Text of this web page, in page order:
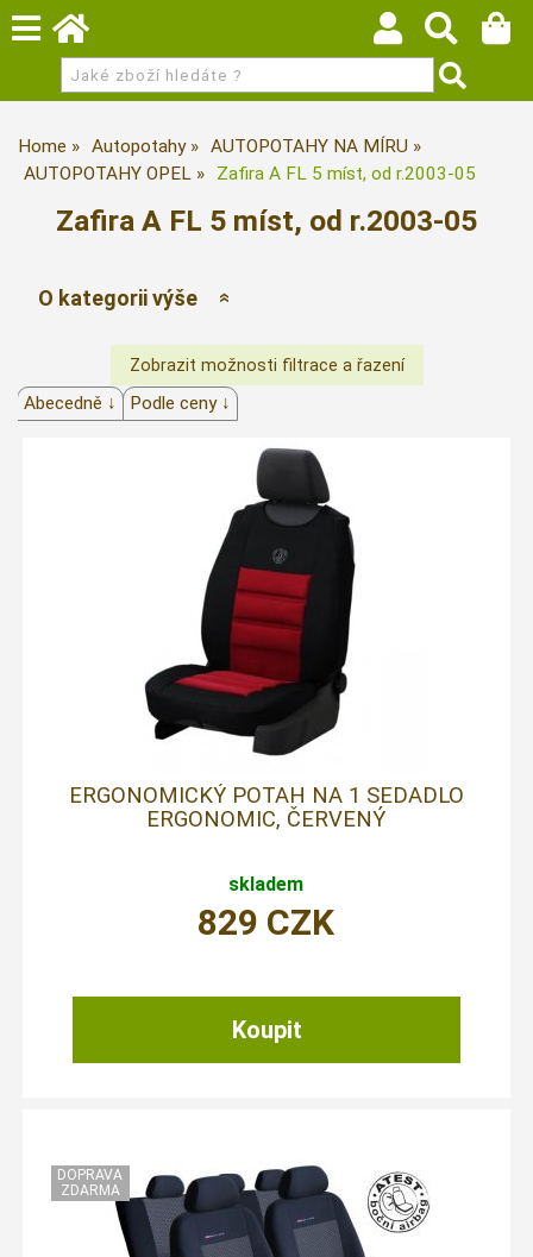
Home Autopotahy
AUTOPOTAHY NA MÍRU
AUTOPOTAHY OPEL
Zafira A FL 5 míst, od r.2003-05
Zafira A FL 5 míst, od r.2003-05
O kategorii výše
Abecedně ↓ Podle ceny ↓
ERGONOMICKÝ POTAH NA 1 SEDADLO
ERGONOMIC, ČERVENÝ
skladem
829 CZK